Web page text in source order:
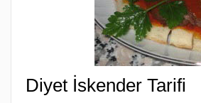
Diyet İskender Tarifi